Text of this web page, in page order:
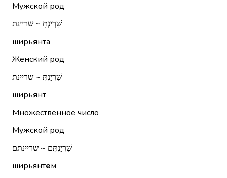
Мужской род
שִׁרְיַנְתָּ ~ שריינת
ширьянта
Женский род
שִׁרְיַנְתְּ ~ שריינת
ширьянт
Множественное число
Мужской род
שִׁרְיַנְתֶּם ~ שריינתם
ширьянтем